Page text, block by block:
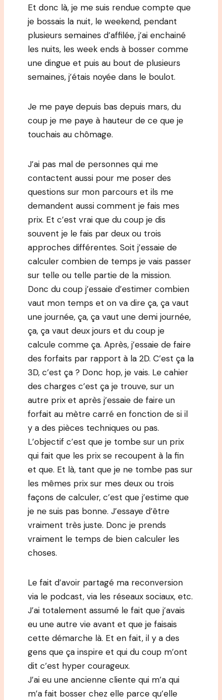
Et donc là, je me suis rendue compte que
je bossais la nuit, le weekend, pendant
plusieurs semaines d’affilée, j’ai enchainé
les nuits, les week ends à bosser comme
une dingue et puis au bout de plusieurs
semaines, j’étais noyée dans le boulot.
Je me paye depuis bas depuis mars, du
coup je me paye à hauteur de ce que je
touchais au chômage.
J’ai pas mal de personnes qui me
contactent aussi pour me poser des
questions sur mon parcours et ils me
demandent aussi comment je fais mes
prix. Et c’est vrai que du coup je dis
souvent je le fais par deux ou trois
approches différentes. Soit j’essaie de
calculer combien de temps je vais passer
sur telle ou telle partie de la mission.
Donc du coup j’essaie d’estimer combien
vaut mon temps et on va dire ça, ça vaut
une journée, ça, ça vaut une demi journée,
ça, ça vaut deux jours et du coup je
calcule comme ça. Après, j’essaie de faire
des forfaits par rapport à la 2D. C’est ça la
3D, c’est ça ? Donc hop, je vais. Le cahier
des charges c’est ça je trouve, sur un
autre prix et après j’essaie de faire un
forfait au mètre carré en fonction de si il
y a des pièces techniques ou pas.
L’objectif c’est que je tombe sur un prix
qui fait que les prix se recoupent à la fin
et que. Et là, tant que je ne tombe pas sur
les mêmes prix sur mes deux ou trois
façons de calculer, c’est que j’estime que
je ne suis pas bonne. J’essaye d’être
vraiment très juste. Donc je prends
vraiment le temps de bien calculer les
choses.
Le fait d’avoir partagé ma reconversion
via le podcast, via les réseaux sociaux, etc.
J’ai totalement assumé le fait que j’avais
eu une autre vie avant et que je faisais
cette démarche là. Et en fait, il y a des
gens que ça inspire et qui du coup m’ont
dit c’est hyper courageux.
J’ai eu une ancienne cliente qui m’a qui
m’a fait bosser chez elle parce qu’elle